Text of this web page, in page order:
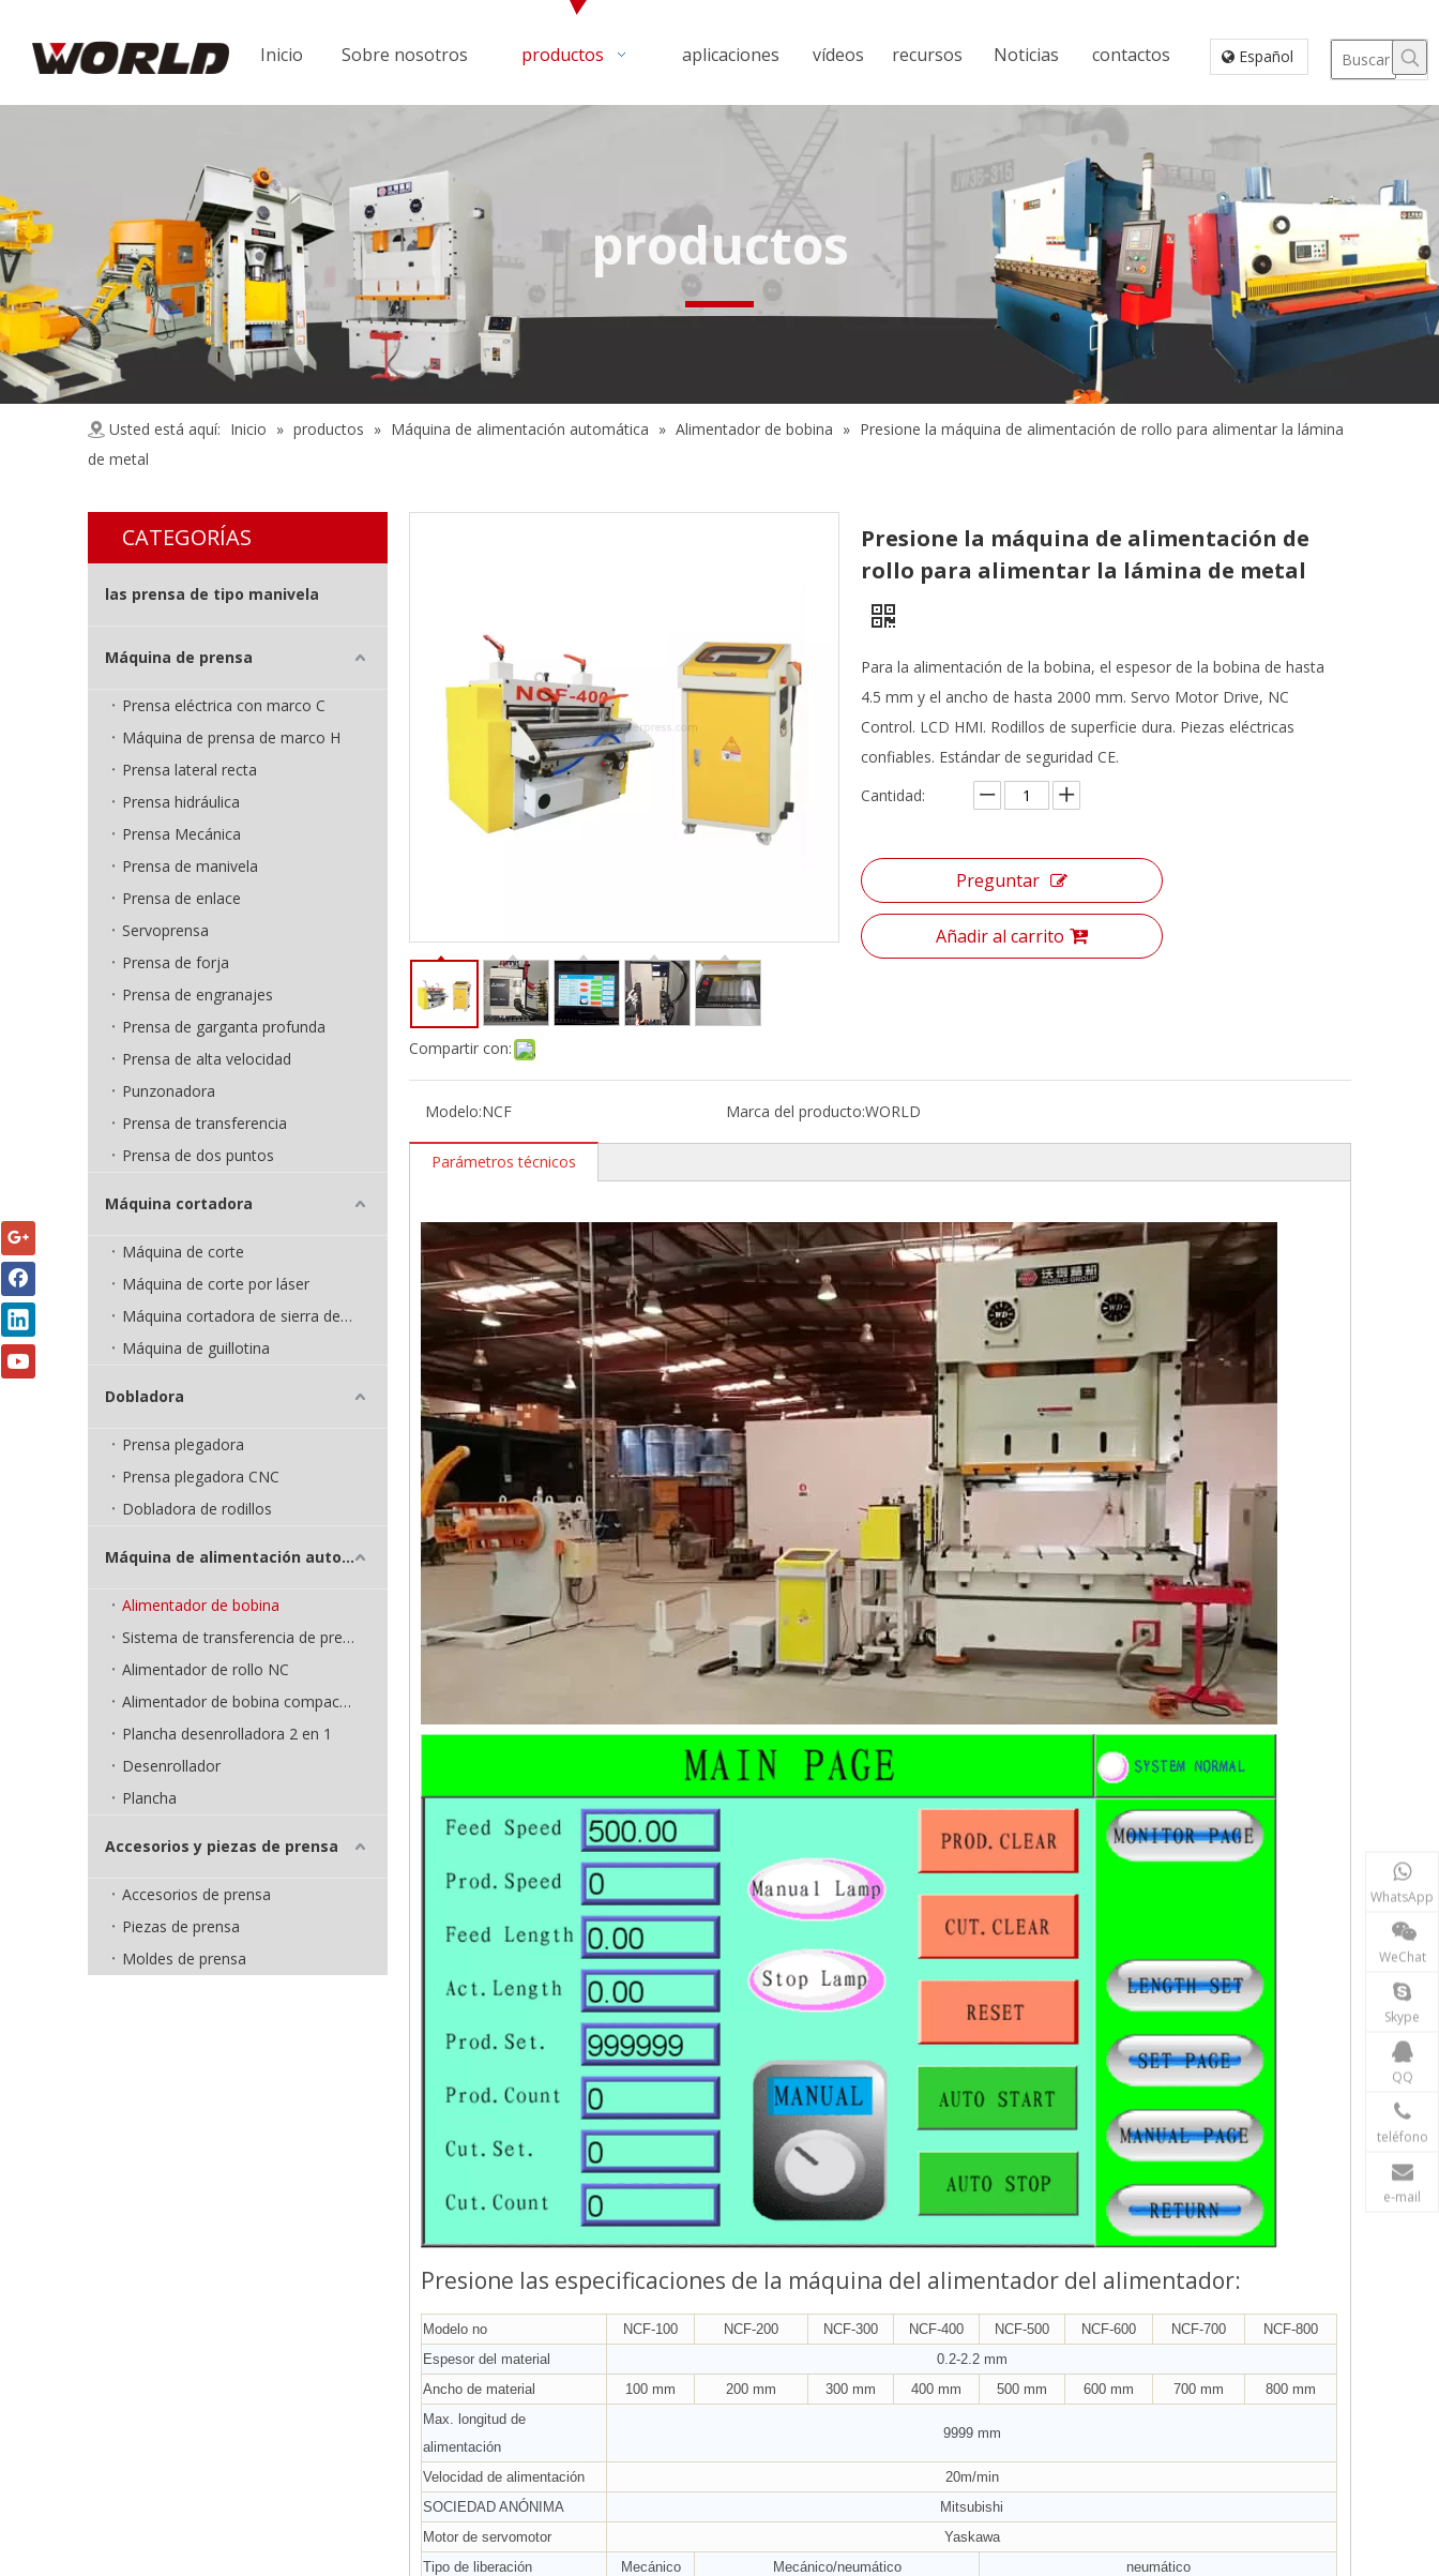
Inicio Sobre nosotros productos aplicaciones vídeos recursos Noticias contactos Español
productos
Usted está aquí: Inicio » productos » Máquina de alimentación automática » Alimentador de bobina » Presione la máquina de alimentación de rollo para alimentar la lámina
de metal
CATEGORÍAS
las prensa de tipo manivela
Máquina de prensa
Prensa eléctrica con marco C
Máquina de prensa de marco H
Prensa lateral recta
Prensa hidráulica
Prensa Mecánica
Prensa de manivela
Prensa de enlace
Servoprensa
Prensa de forja
Prensa de engranajes
Prensa de garganta profunda
Prensa de alta velocidad
Punzonadora
Prensa de transferencia
Prensa de dos puntos
Máquina cortadora
Máquina de corte
Máquina de corte por láser
Máquina cortadora de sierra de cinta
Máquina de guillotina
Dobladora
Prensa plegadora
Prensa plegadora CNC
Dobladora de rodillos
Máquina de alimentación automática
Alimentador de bobina
Sistema de transferencia de prensa
Alimentador de rollo NC
Alimentador de bobina compacto 3 en 1
Plancha desenrolladora 2 en 1
Desenrollador
Plancha
Accesorios y piezas de prensa
Accesorios de prensa
Piezas de prensa
Moldes de prensa
Compartir con:
Presione la máquina de alimentación de
rollo para alimentar la lámina de metal
Para la alimentación de la bobina, el espesor de la bobina de hasta
4.5 mm y el ancho de hasta 2000 mm. Servo Motor Drive, NC
Control. LCD HMI. Rodillos de superficie dura. Piezas eléctricas
confiables. Estándar de seguridad CE.
Cantidad:
Preguntar
Añadir al carrito
Modelo:NCF Marca del producto:WORLD
Parámetros técnicos
Presione las especificaciones de la máquina del alimentador del alimentador:
Modelo no NCF-100 NCF-200 NCF-300 NCF-400 NCF-500 NCF-600 NCF-700
NCF-800
Espesor del material
0.2-2.2 mm
Ancho de material
100 mm 200 mm 300 mm 400 mm 500 mm 600 mm 700 mm
800 mm
Max. longitud de
alimentación
9999 mm
Velocidad de alimentación
20m/min
SOCIEDAD ANÓNIMA
Mitsubishi
Motor de servomotor
Yaskawa
Tipo de liberación
Mecánico Mecánico/neumático neumático
WhatsApp
WeChat
Skype
QQ
teléfono
e-mail